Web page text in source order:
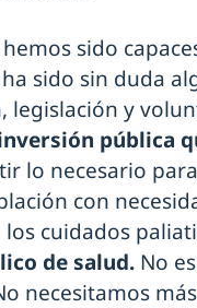
hemos sido
ha sido sin duda
legislación y
pública
lo necesario
con
cuidados
de salud. No
necesitamos